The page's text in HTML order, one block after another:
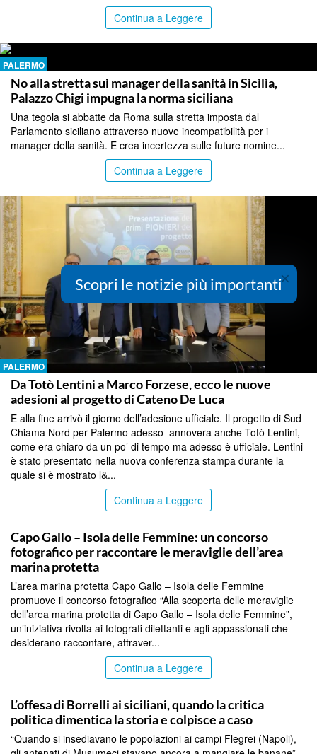
Continua a Leggere
PALERMO
No alla stretta sui manager della sanità in Sicilia,
Palazzo Chigi impugna la norma siciliana
Una tegola si abbatte da Roma sulla stretta imposta dal
Parlamento siciliano attraverso nuove incompatibilità per i
manager della sanità. E crea incertezza sulle future nomine...
Continua a Leggere
PALERMO
Da Totò Lentini a Marco Forzese, ecco le nuove
adesioni al progetto di Cateno De Luca
E alla fine arrivò il giorno dell’adesione ufficiale. Il progetto di Sud
Chiama Nord per Palermo adesso annovera anche Totò Lentini,
come era chiaro da un po’ di tempo ma adesso è ufficiale. Lentini
è stato presentato nella nuova conferenza stampa durante la
quale si è mostrato l&...
Continua a Leggere
Capo Gallo – Isola delle Femmine: un concorso
fotografico per raccontare le meraviglie dell’area
marina protetta
L’area marina protetta Capo Gallo – Isola delle Femmine
promuove il concorso fotografico “Alla scoperta delle meraviglie
dell’area marina protetta di Capo Gallo – Isola delle Femmine”,
un’iniziativa rivolta ai fotografi dilettanti e agli appassionati che
desiderano raccontare, attraver...
Continua a Leggere
L’offesa di Borrelli ai siciliani, quando la critica
politica dimentica la storia e colpisce a caso
“Quando si insediavano le popolazioni ai campi Flegrei (Napoli),
×
Scopri le notizie più importanti